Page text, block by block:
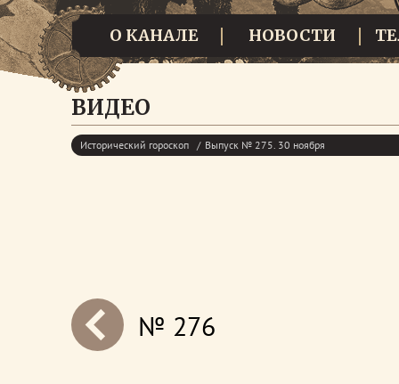
О КАНАЛЕ НОВОСТИ
ВИДЕО
Исторический гороскоп Выпуск № 275. 30 ноября
next№ 276